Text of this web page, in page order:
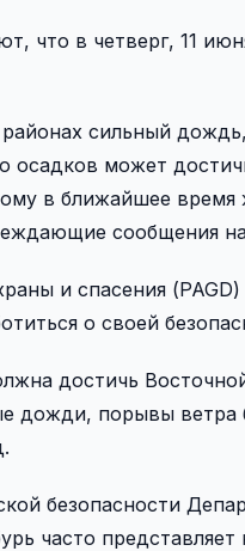
что в четверг, 11
сильный
осадков может
в ближайшее
сообщения
и спасения
о своей
достичь
дожди, порывы ветра
безопасности
часто